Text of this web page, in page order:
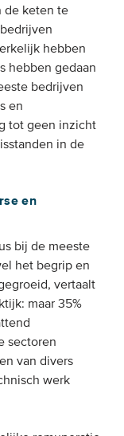
de keten te
hebben
hebben gedaan
bedrijven
en
tot geen inzicht
in de
en
bij de meeste
het begrip en
vertaalt
maar 35%
sectoren
van divers
werk